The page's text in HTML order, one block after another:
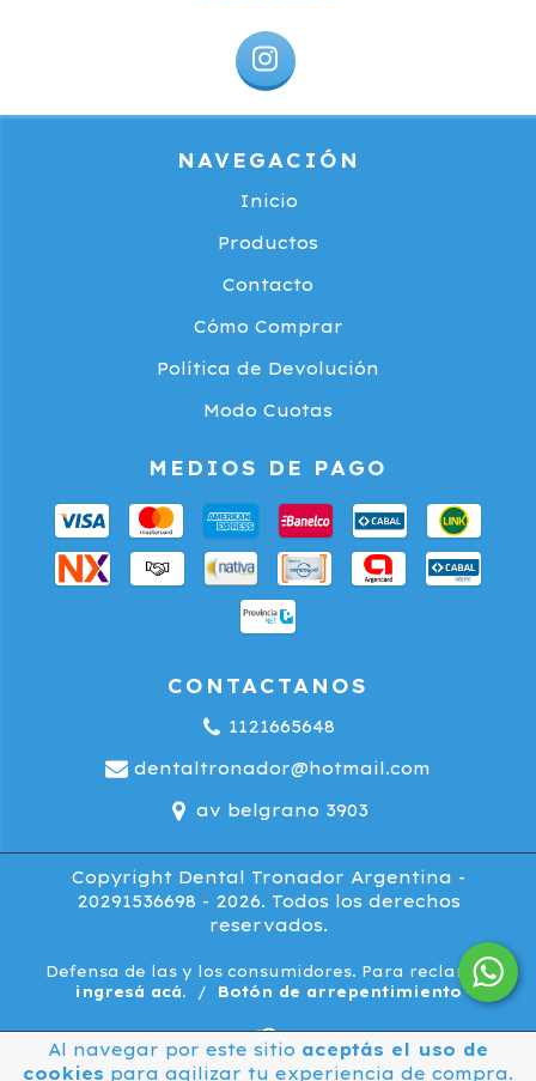
Al navegar por este sitio aceptás el uso de
cookies para agilizar tu experiencia de compra.
NAVEGACIÓN
Inicio
Productos
Contacto
Cómo Comprar
Política de Devolución
Modo Cuotas
MEDIOS DE PAGO
CONTACTANOS
1121665648
dentaltronador@hotmail.com
av belgrano 3903
Copyright Dental Tronador Argentina -
20291536698 - 2026. Todos los derechos
reservados.
Defensa de las y los consumidores. Para reclamos
ingresá acá.
/ Botón de arrepentimiento